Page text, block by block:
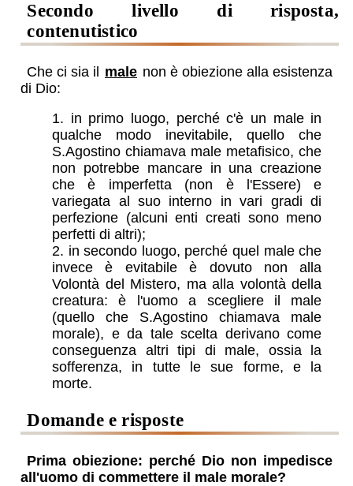
secondo livello di risposta,
contenutistico
Che ci sia il male non è obiezione alla esistenza
di Dio:
in primo luogo, perché c'è un male in
qualche modo inevitabile, quello che
S.Agostino chiamava male metafisico, che
non potrebbe mancare in una creazione
che è imperfetta (non è l'Essere) e
variegata al suo interno in vari gradi di
perfezione (alcuni enti creati sono meno
perfetti di altri);
in secondo luogo, perché quel male che
invece è evitabile è dovuto non alla
Volontà del Mistero, ma alla volontà della
creatura: è l'uomo a scegliere il male
(quello che S.Agostino chiamava male
morale), e da tale scelta derivano come
conseguenza altri tipi di male, ossia la
sofferenza, in tutte le sue forme, e la
morte.
domande e risposte
Prima obiezione: perché Dio non impedisce
all'uomo di commettere il male morale?